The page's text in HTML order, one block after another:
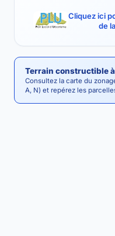
Cliquez ici
de
Terrain constructible
Consultez la carte du
A, N) et repérez les